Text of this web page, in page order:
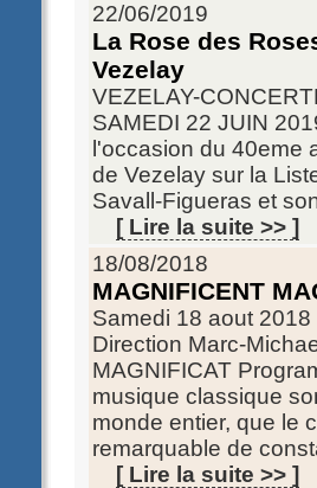
22/06/2019
La Rose des
Vezelay
VEZELAY-
SAMEDI 22 JUIN
l'occasion du 40eme
de Vezelay sur la
Savall-Figueras et
[ Lire la suite >> ]
18/08/2018
MAGNIFICENT
Samedi 18 aout
Direction Marc-
MAGNIFICAT
musique classique
monde entier, que le
remarquable de
[ Lire la suite >> ]